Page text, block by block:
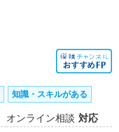
知識・スキルがある
オンライン相談 対応